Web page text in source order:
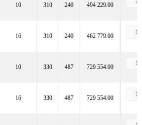
10 310 240 494 229.00
16 310 240 462 779.00
10 330 487 729 554.00
16 330 487 729 554.00